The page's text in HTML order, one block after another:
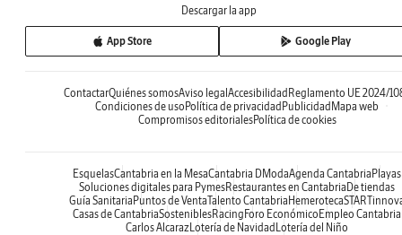
Descargar la app
App Store Google Play
ContactarQuiénes somosAviso legalAccesibilidadReglamento UE 2024/
Condiciones de usoPolítica de privacidadPublicidadMapa web
Compromisos editorialesPolítica de cookies
EsquelasCantabria en la MesaCantabria DModaAgenda CantabriaPlayas
Soluciones digitales para PymesRestaurantes en CantabriaDe tiendas
Guía SanitariaPuntos de VentaTalento CantabriaHemeroteca
Casas de CantabriaSosteniblesRacingForo EconómicoEmpleo Cantabria
Carlos AlcarazLotería de NavidadLotería del Niño